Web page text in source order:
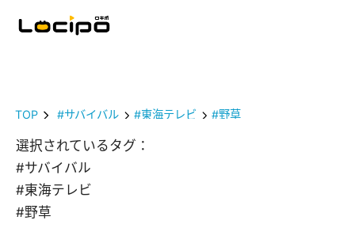
TOP #サバイバル #東海テレビ #野草
選択されているタグ：
#サバイバル
#東海テレビ
#野草